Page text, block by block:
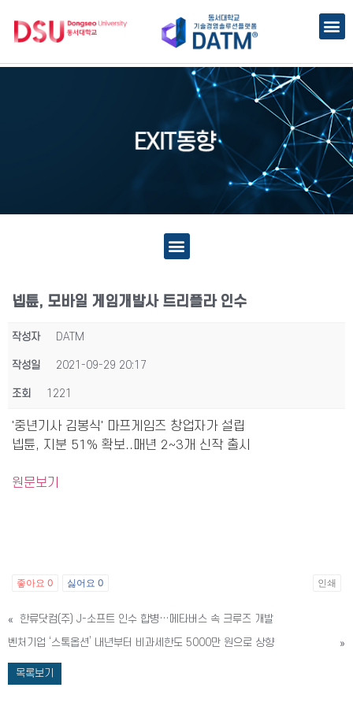
넵튠, 모바일 게임개발사 트리플라 인수
작성자 DATM
작성일 2021-09-29 20:17
조회 1221
'중년기사 김봉식' 마프게임즈 창업자가 설립
넵튠, 지분 51% 확보..매년 2~3개 신작 출시
원문보기
좋아요 0 싫어요 0 인쇄
«
한류닷컴(주) J-소프트 인수 합병…메타버스 속 크루즈 개발
벤처기업 ‘스톡옵션’ 내년부터 비과세한도 5000만 원으로 상향
»
목록보기